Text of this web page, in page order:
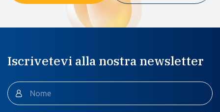
Iscrivetevi alla nostra newsletter